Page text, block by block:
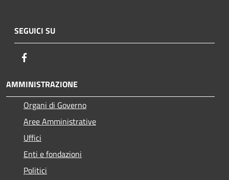
SEGUICI SU
AMMINISTRAZIONE
Organi di Governo
Aree Amministrative
Uffici
Enti e fondazioni
Politici